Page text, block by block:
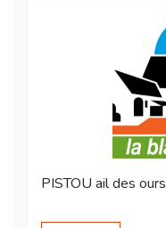
PISTOU ail des ours